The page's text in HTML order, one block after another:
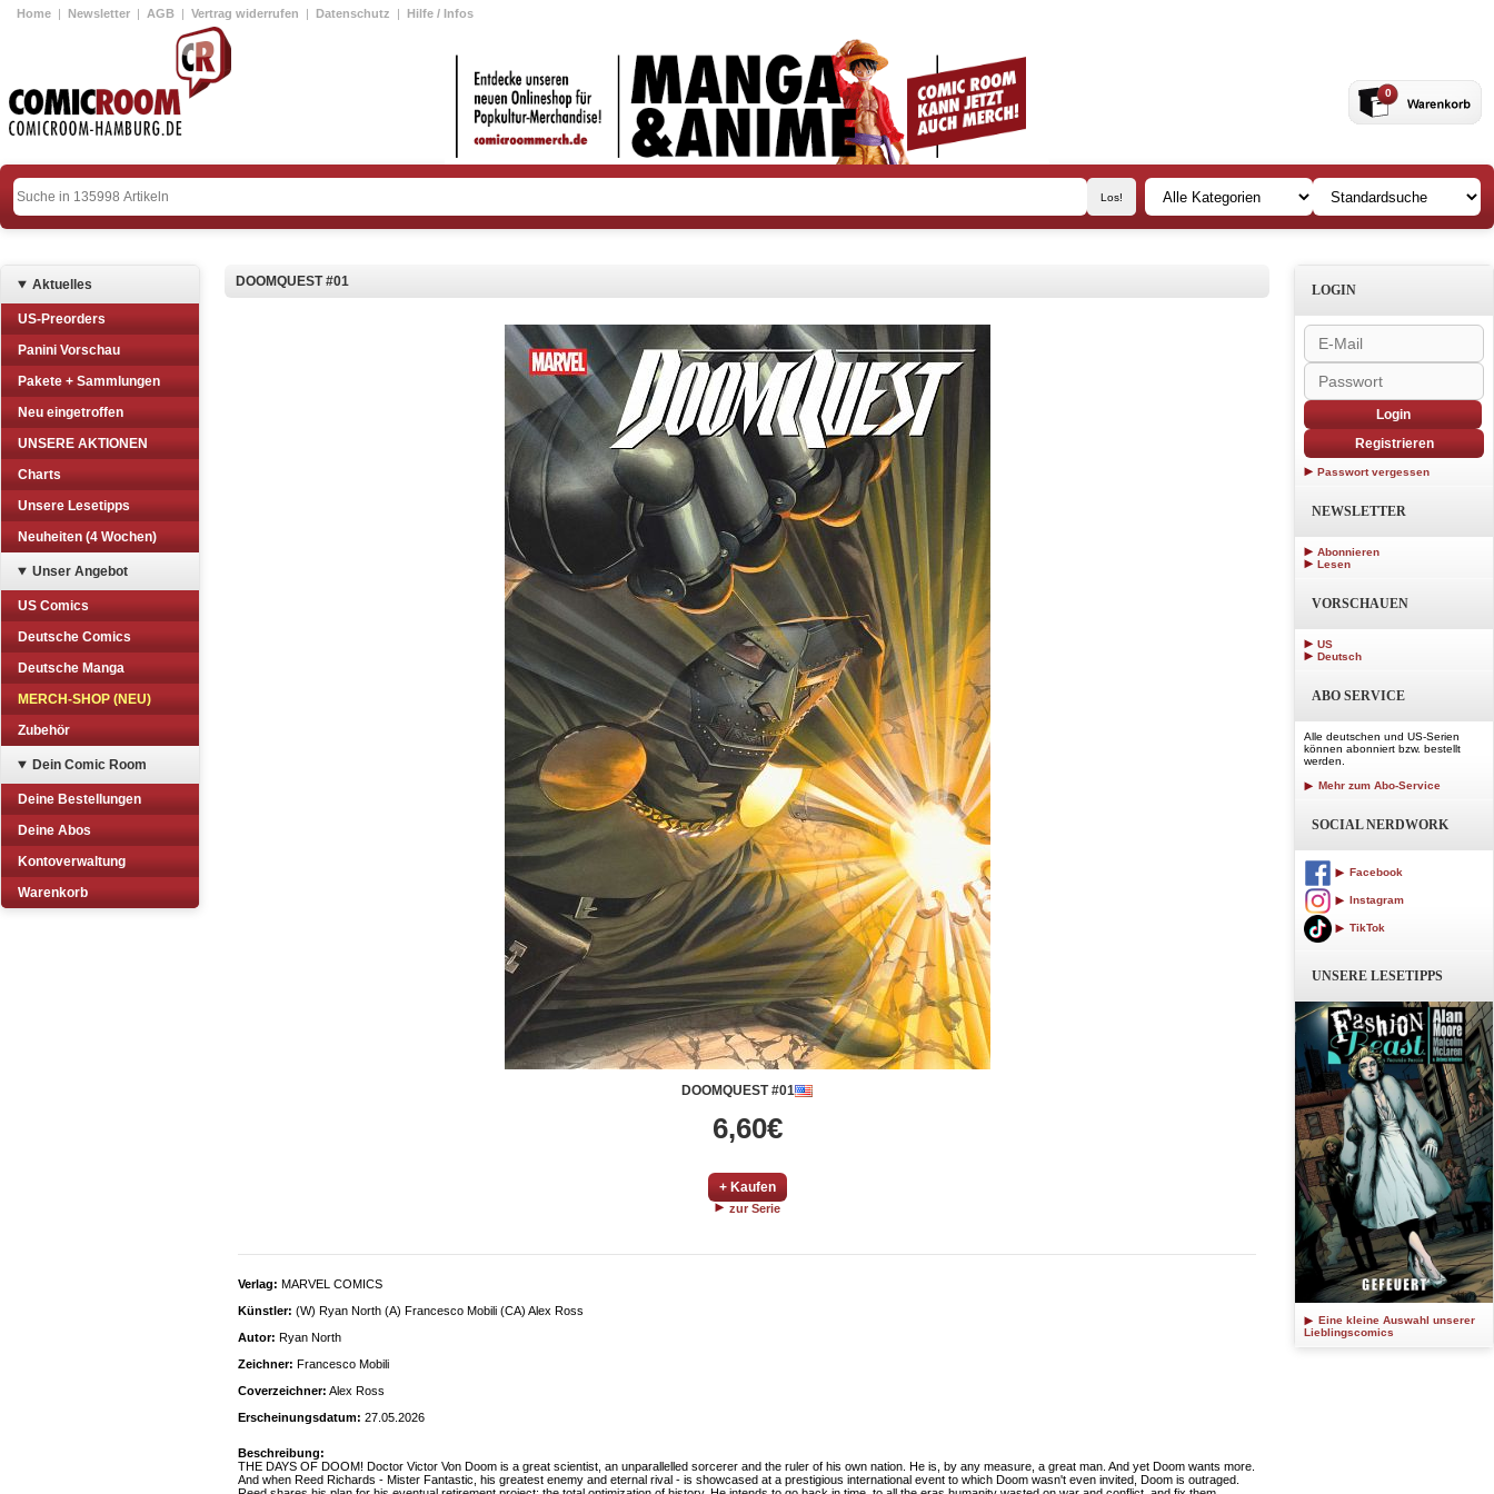
Home | Newsletter | AGB | Vertrag widerrufen | Datenschutz | Hilfe / Infos
0
Aktuelles
US-Preorders
Panini Vorschau
Pakete + Sammlungen
Neu eingetroffen
UNSERE AKTIONEN
Charts
Unsere Lesetipps
Neuheiten (4 Wochen)
Unser Angebot
US Comics
Deutsche Comics
Deutsche Manga
MERCH-SHOP (NEU)
Zubehör
Dein Comic Room
Deine Bestellungen
Deine Abos
Kontoverwaltung
Warenkorb
DOOMQUEST #01
DOOMQUEST #01
6,60€
+ Kaufen
zur Serie
Verlag: MARVEL COMICS
Künstler: (W) Ryan North (A) Francesco Mobili (CA) Alex Ross
Autor: Ryan North
Zeichner: Francesco Mobili
Coverzeichner: Alex Ross
Erscheinungsdatum: 27.05.2026
Beschreibung:
THE DAYS OF DOOM! Doctor Victor Von Doom is a great scientist, an unparallelled sorcerer and the ruler of his own nation. He is, by any measure, a great man. And yet Doom wants more.
And when Reed Richards - Mister Fantastic, his greatest enemy and eternal rival - is showcased at a prestigious international event to which Doom wasn't even invited, Doom is outraged.
LOGIN
Login
Registrieren
Passwort vergessen
NEWSLETTER
Abonnieren
Lesen
VORSCHAUEN
US
Deutsch
ABO SERVICE
Alle deutschen und US-Serien
können abonniert bzw. bestellt
werden.
Mehr zum Abo-Service
SOCIAL NERDWORK
Facebook
Instagram
TikTok
UNSERE LESETIPPS
Eine kleine Auswahl unserer
Lieblingscomics